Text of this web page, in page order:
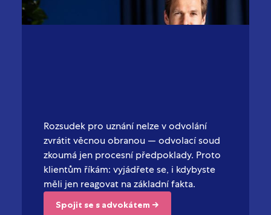
Rozsudek pro uznání nelze v odvolání
zvrátit věcnou obranou — odvolací soud
zkoumá jen procesní předpoklady. Proto
klientům říkám: vyjádřete se, i kdybyste
měli jen reagovat na základní fakta.
Spojit se s advokátem →